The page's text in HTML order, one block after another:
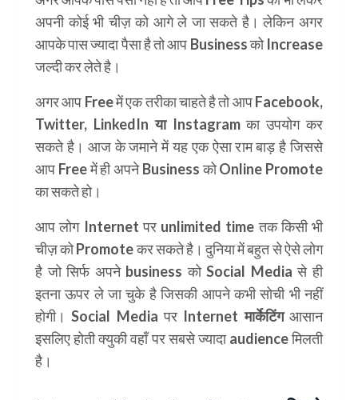
अपनी कोई भी चीज़ को आगे ले जा सकते है। लेकिन अगर
आपके पास ज्यादा पैसा है तो आप BusinessकोIncrease
जल्दी कर लेते है।
अगर आप Free में एक तरीका चाहते है तो आपFacebook,
Twitter, LinkedIn या Instagramका उपयोग कर
सकते है। आज के जमाने में यह एक ऐसा राम बाड़ है जिससे
आप Free में ही अपने Business को Online Promote
का सकते हो।
आप लोग Internet पर unlimited time तक किसी भी
चीज़ कोPromoteकर सकते है। दुनिया में बहुत से ऐसे लोग
है जो सिर्फ अपने business कोSocial Media से ही
इतना ऊपर ले जा चुके है जिसकी आपने कभी सोची भी नहीं
होगी।Social Media पर Internet मार्केटिंगआसान
इसलिए होती क्युकी वहाँ पर सबसे ज्यादाaudienceमिलती
है।